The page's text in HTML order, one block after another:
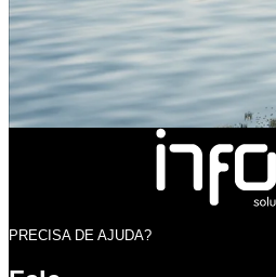
PRECISA DE AJUDA?